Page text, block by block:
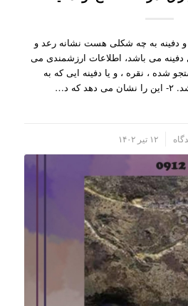
و دفینه به چه شکلی هست نشانه رعد و
می باشد، اطلاعات ارزشمندی می
شده ، نقره ، و یا دفینه ایی که به
د…
۱۲ تیر ۱۴۰۲